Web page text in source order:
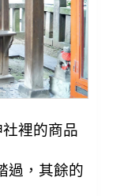
裡的商品
過，其餘的